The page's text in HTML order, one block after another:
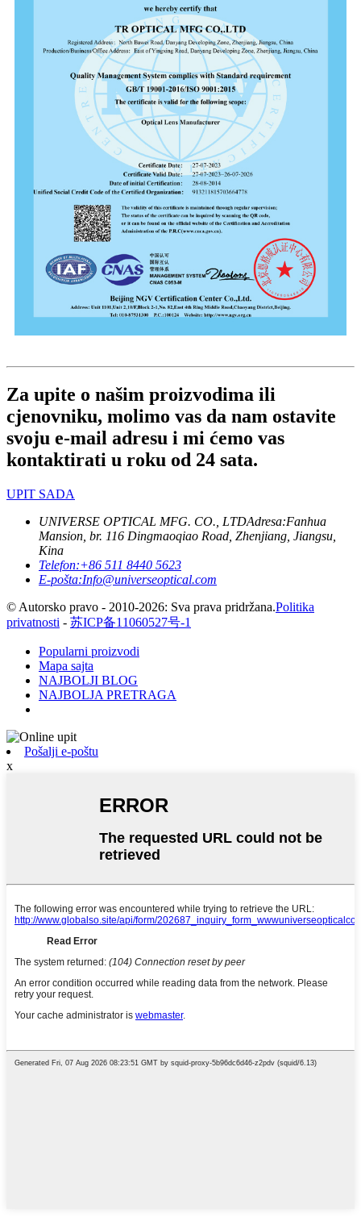
Za upite o našim proizvodima ili
cjenovniku, molimo vas da nam ostavite
svoju e-mail adresu i mi ćemo vas
kontaktirati u roku od 24 sata.
UPIT SADA
UNIVERSE OPTICAL MFG. CO., LTDAdresa:Fanhua
Mansion, br. 116 Dingmaoqiao Road, Zhenjiang, Jiangsu,
Kina
Telefon:+86 511 8440 5623
E-pošta:Info@universeoptical.com
© Autorsko pravo - 2010-2026: Sva prava pridržana.Politika
privatnosti - 苏ICP备11060527号-1
Popularni proizvodi
Mapa sajta
NAJBOLJI BLOG
NAJBOLJA PRETRAGA
Pošalji e-poštu
x